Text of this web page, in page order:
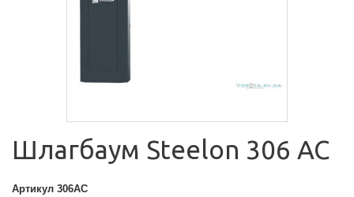
Шлагбаум Steelon 306 AC
Артикул 306AC